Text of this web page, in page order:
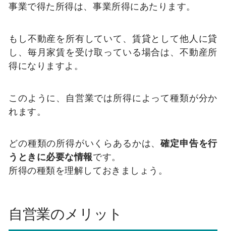
事業で得た所得は、事業所得にあたります。
もし不動産を所有していて、賃貸として他人に貸
し、毎月家賃を受け取っている場合は、不動産所
得になりますよ。
このように、自営業では所得によって種類が分か
れます。
どの種類の所得がいくらあるかは、確定申告を行
うときに必要な情報です。
所得の種類を理解しておきましょう。
自営業のメリット